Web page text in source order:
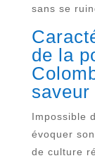
sans se
de la
saveur
Impossible
évoquer
de culture